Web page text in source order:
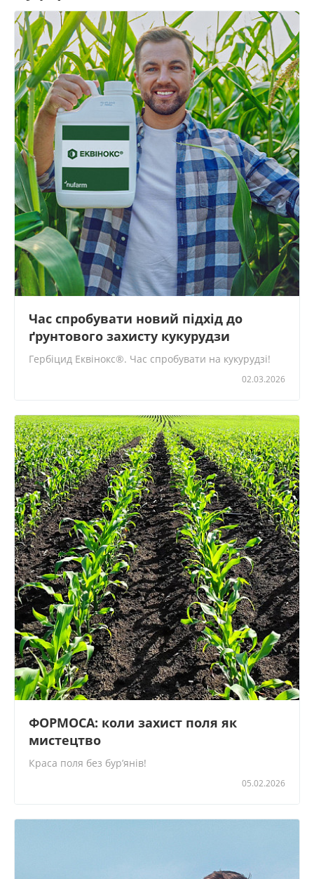
Час спробувати новий підхід до
ґрунтового захисту кукурудзи
Гербіцид Еквінокс®. Час спробувати на кукурудзі!
02.03.2026
ФОРМОСА: коли захист поля як
мистецтво
Краса поля без бур’янів!
05.02.2026